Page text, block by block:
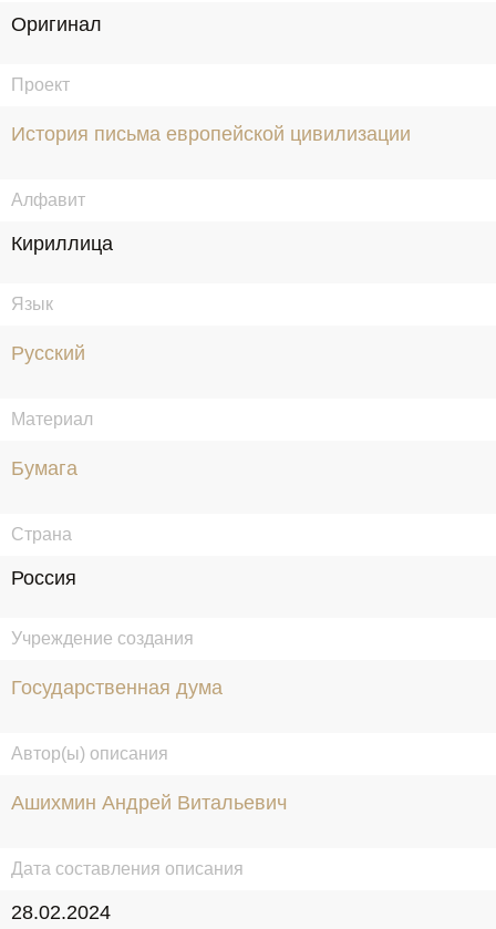
Оригинал
Проект
История письма европейской цивилизации
Алфавит
Кириллица
Язык
Русский
Материал
Бумага
Страна
Россия
Учреждение создания
Государственная дума
Автор(ы) описания
Ашихмин Андрей Витальевич
Дата составления описания
28.02.2024